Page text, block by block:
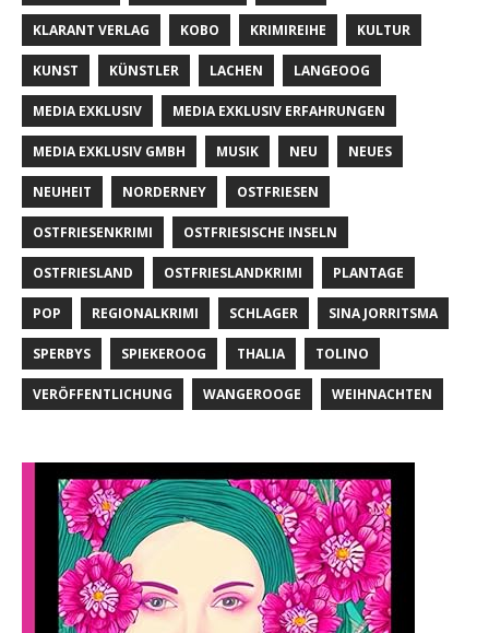
KLARANT VERLAG KOBO KRIMIREIHE KULTUR
KUNST KÜNSTLER LACHEN LANGEOOG
MEDIA EXKLUSIV MEDIA EXKLUSIV ERFAHRUNGEN
MEDIA EXKLUSIV GMBH MUSIK NEU NEUES
NEUHEIT NORDERNEY OSTFRIESEN
OSTFRIESENKRIMI OSTFRIESISCHE INSELN
OSTFRIESLAND OSTFRIESLANDKRIMI PLANTAGE
POP REGIONALKRIMI SCHLAGER SINA JORRITSMA
SPERBYS SPIEKEROOG THALIA TOLINO
VERÖFFENTLICHUNG WANGEROOGE WEIHNACHTEN